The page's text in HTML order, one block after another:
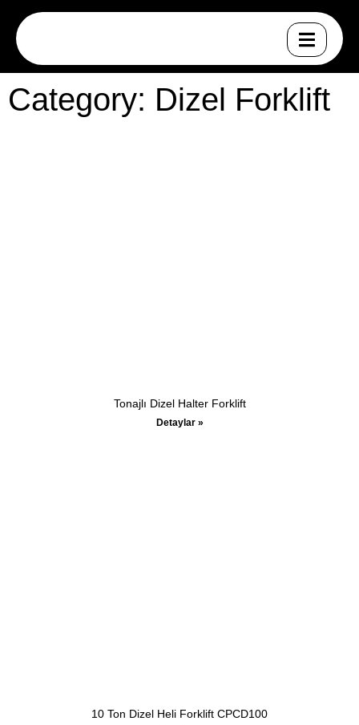
Category: Dizel Forklift
Tonajlı Dizel Halter Forklift
Detaylar »
10 Ton Dizel Heli Forklift CPCD100